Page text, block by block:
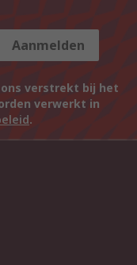
Aanmelden
ons verstrekt bij het
verwerkt in
.